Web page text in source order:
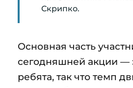
Скрипко.
Основная часть
сегодняшней акции —
ребята, так что темп